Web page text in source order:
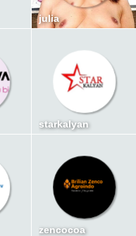
julia
starkalyan
zencocoa